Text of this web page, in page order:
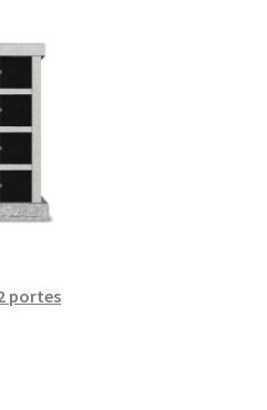
portes